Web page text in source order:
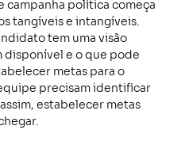
campanha política começa
tangíveis e intangíveis.
tem uma visão
disponível e o que pode
metas para o
precisam identificar
estabelecer metas